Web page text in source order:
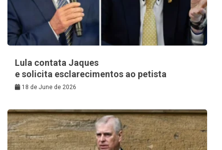
Lula contata Jaques
e solicita esclarecimentos ao petista
18 de June de 2026